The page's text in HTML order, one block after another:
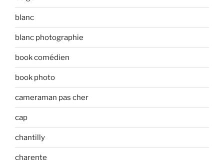
blanc
blanc photographie
book comédien
book photo
cameraman pas cher
cap
chantilly
charente